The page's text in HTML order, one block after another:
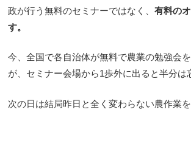
政が行う無料のセミナーではなく、有料の
す。
今、全国で各自治体が無料で農業の勉強会
が、セミナー会場から1歩外に出ると半分は
次の日は結局昨日と全く変わらない農作業を